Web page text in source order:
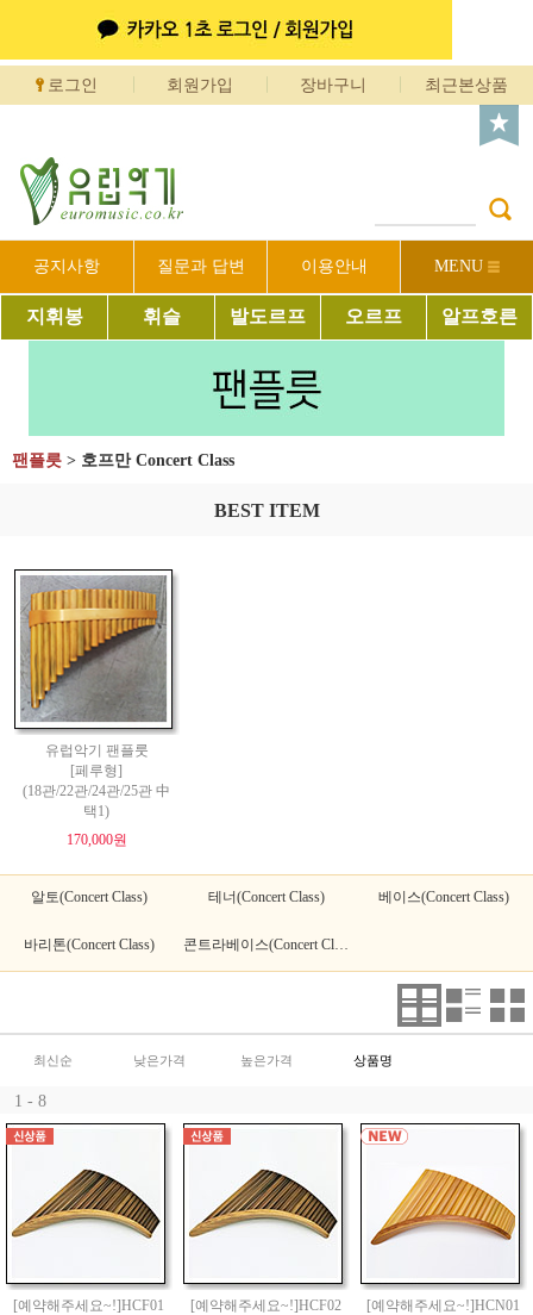
로그인 회원가입 장바구니 최근본상품
공지사항 질문과 답변 이용안내 MENU
지휘봉 휘슬 발도르프 오르프 알프호른
팬플릇 > 호프만 Concert Class
BEST ITEM
유럽악기 팬플룻
[페루형]
(18관/22관/24관/25관 中
택1)
170,000원
알토(Concert Class) 테너(Concert Class) 베이스(Concert Class)
바리톤(Concert Class)
최신순 낮은가격 높은가격 상품명
1 - 8
[예약해주세요~!]HCF01
[예약해주세요~!]HCF02
[예약해주세요~!]HCN01